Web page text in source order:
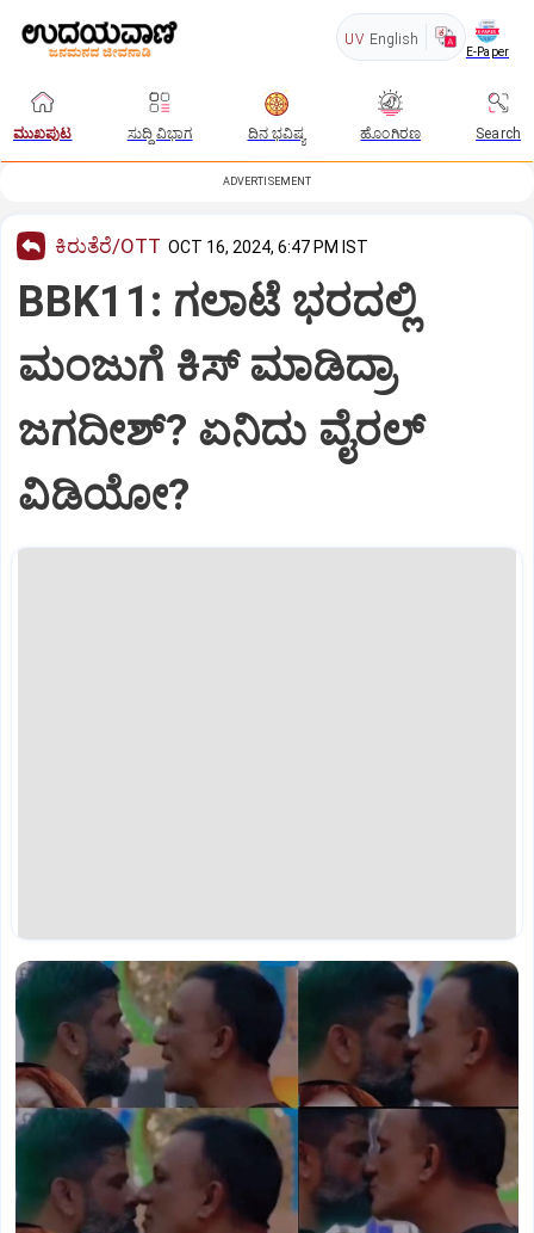
UV English
E-Paper
ಮುಖಪುಟ ಸುದ್ದಿ ವಿಭಾಗ ದಿನ ಭವಿಷ್ಯ ಹೊಂಗಿರಣ Search
ADVERTISEMENT
ಕಿರುತೆರೆ/OTT OCT 16, 2024, 6:47 PM IST
BBK11: ಗಲಾಟೆ ಭರದಲ್ಲಿ
ಮಂಜುಗೆ ಕಿಸ್‌ ಮಾಡಿದ್ರಾ
ಜಗದೀಶ್?‌ ಏನಿದು ವೈರಲ್‌
ವಿಡಿಯೋ?